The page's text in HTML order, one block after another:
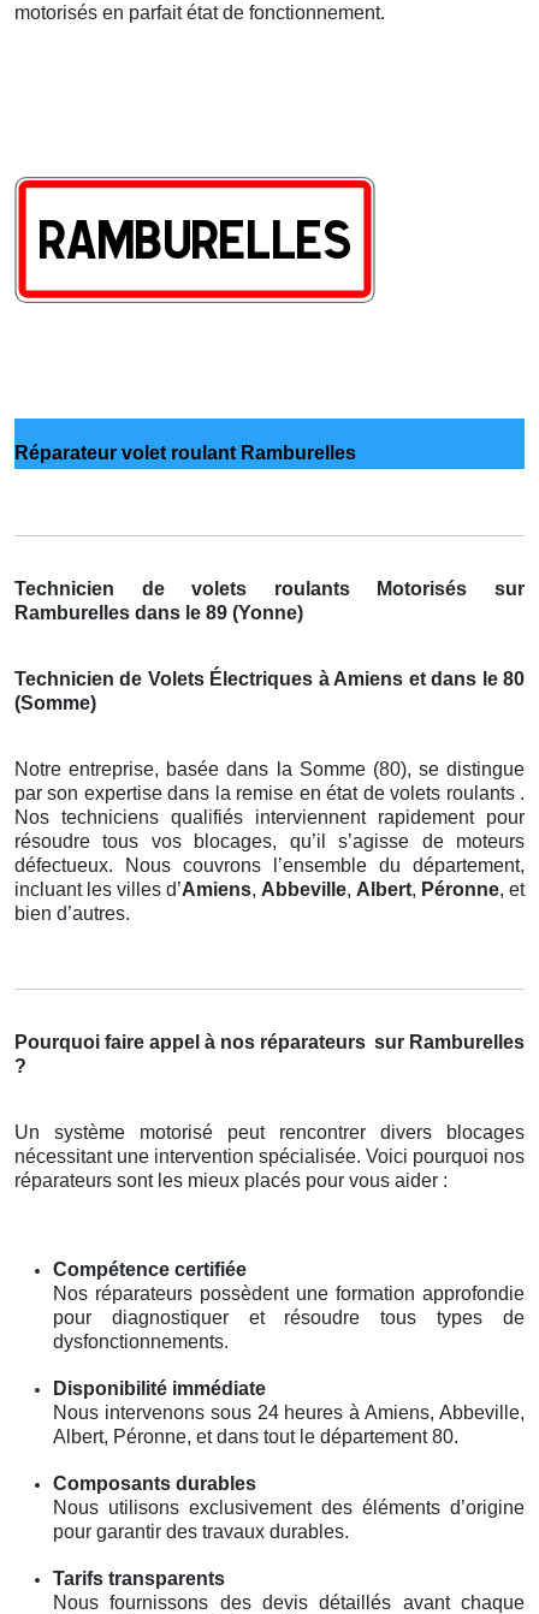
motorisés en parfait état de fonctionnement.
Réparateur volet roulant Ramburelles
Technicien de volets roulants Motorisés sur
Ramburelles dans le 89 (Yonne)
Technicien de Volets Électriques à Amiens et dans le 80
(Somme)
Notre entreprise, basée dans la Somme (80), se distingue
par son expertise dans la remise en état de volets roulants .
Nos techniciens qualifiés interviennent rapidement pour
résoudre tous vos blocages, qu’il s’agisse de moteurs
défectueux. Nous couvrons l’ensemble du département,
incluant les villes d’Amiens, Abbeville, Albert, Péronne, et
bien d’autres.
Pourquoi faire appel à nos réparateurs sur Ramburelles
?
Un système motorisé peut rencontrer divers blocages
nécessitant une intervention spécialisée. Voici pourquoi nos
réparateurs sont les mieux placés pour vous aider :
Compétence certifiée
Nos réparateurs possèdent une formation approfondie
pour diagnostiquer et résoudre tous types de
dysfonctionnements.
Disponibilité immédiate
Nous intervenons sous 24 heures à Amiens, Abbeville,
Albert, Péronne, et dans tout le département 80.
Composants durables
Nous utilisons exclusivement des éléments d’origine
pour garantir des travaux durables.
Tarifs transparents
Nous fournissons des devis détaillés avant chaque